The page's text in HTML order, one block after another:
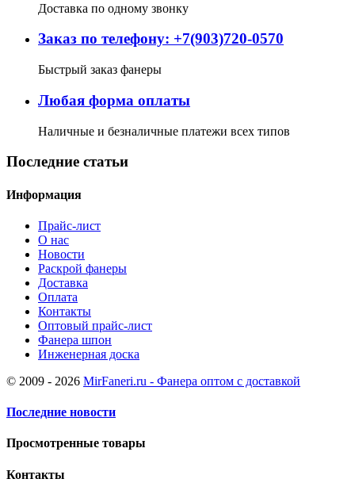
Доставка по одному звонку
Заказ по телефону: +7(903)720-0570
Быстрый заказ фанеры
Любая форма оплаты
Наличные и безналичные платежи всех типов
Последние статьи
Информация
Прайс-лист
О нас
Новости
Раскрой фанеры
Доставка
Оплата
Контакты
Оптовый прайс-лист
Фанера шпон
Инженерная доска
© 2009 - 2026 MirFaneri.ru - Фанера оптом с доставкой
Последние новости
Просмотренные товары
Контакты